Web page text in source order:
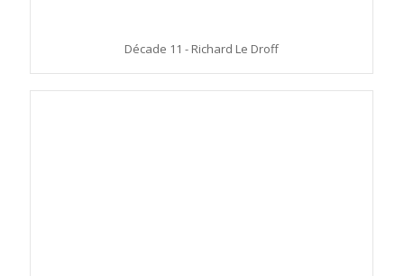
Décade 11 - Richard Le Droff